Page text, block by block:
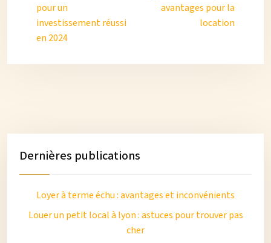
pour un
investissement réussi
en 2024
avantages pour la
location
Dernières publications
Loyer à terme échu : avantages et inconvénients
Louer un petit local à lyon : astuces pour trouver pas
cher